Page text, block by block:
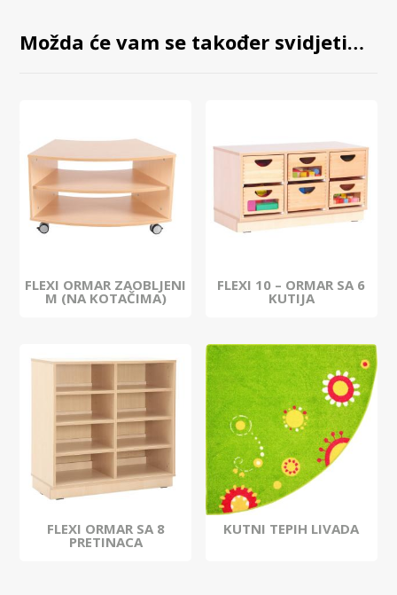
Možda će vam se također svidjeti…
FLEXI ORMAR ZAOBLJENI
M (NA KOTAČIMA)
FLEXI 10 – ORMAR SA 6
KUTIJA
FLEXI ORMAR SA 8
PRETINACA
KUTNI TEPIH LIVADA